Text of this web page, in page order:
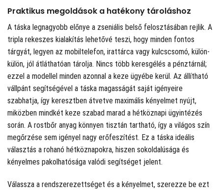
Praktikus megoldások a hatékony tároláshoz
A táska legnagyobb előnye a zseniális belső felosztásában rejlik. A
tripla rekeszes kialakítás lehetővé teszi, hogy minden fontos
tárgyát, legyen az mobiltelefon, irattárca vagy kulcscsomó, külön-
külön, jól átláthatóan tárolja. Nincs több keresgélés a pénztárnál;
ezzel a modellel minden azonnal a keze ügyébe kerül. Az állítható
vállpánt segítségével a táska magasságát saját igényeire
szabhatja, így keresztben átvetve maximális kényelmet nyújt,
miközben mindkét keze szabad marad a hétköznapi ügyintézés
során. A rostbőr anyag könnyen tisztán tartható, így a világos szín
megőrzése sem igényel nagy erőfeszítést. Ez a táska ideális
választás a rohanó hétköznapokra, hiszen sokoldalúsága és
kényelmes pakolhatósága valódi segítséget jelent.
Válassza a rendszerezettséget és a kényelmet, szerezze be ezt